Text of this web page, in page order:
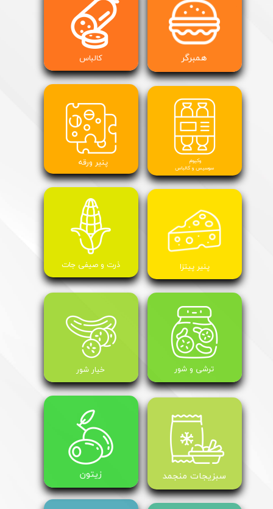
کالباس همبرگر
وکیوم
سوسیس و کالباس
پنیر ورقه
پنیر پیتزا ​ذرت و صیفی جات
خیار شور ترشی و شور
سبزیجات منجمد ​زیتون